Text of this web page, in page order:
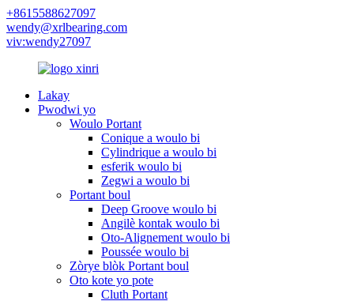
+8615588627097
wendy@xrlbearing.com
viv:wendy27097
Lakay
Pwodwi yo
Woulo Portant
Conique a woulo bi
Cylindrique a woulo bi
esferik woulo bi
Zegwi a woulo bi
Portant boul
Deep Groove woulo bi
Angilè kontak woulo bi
Oto-Alignement woulo bi
Poussée woulo bi
Zòrye blòk Portant boul
Oto kote yo pote
Cluth Portant